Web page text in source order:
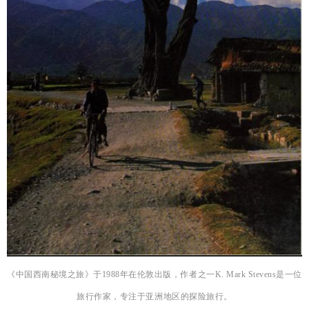
《中国西南秘境之旅》于1988年在伦敦出版，作者之一K. Mark Stevens是一位
旅行作家，专注于亚洲地区的探险旅行。